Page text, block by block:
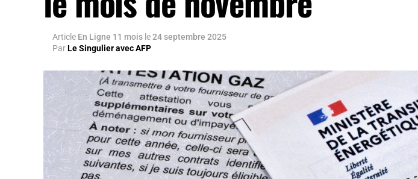
Article En Ligne 11 mois le24 septembre 2025
ParLe Singulier avec AFP